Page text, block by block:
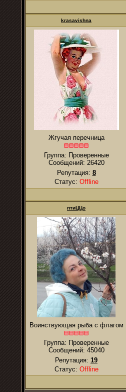
krasavishna
Жгучая перечница
Группа: Проверенные
Сообщений: 26420
Репутация: 8
Статус: Offline
птиЦЦо
Воинствующая рыба с флагом
Группа: Проверенные
Сообщений: 45040
Репутация: 19
Статус: Offline